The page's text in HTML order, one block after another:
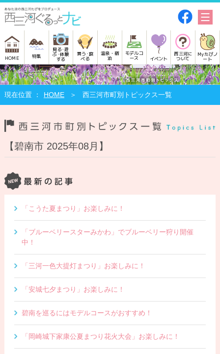
HOME 特集
見る･遊
ぶ･体験
する
買う･食
べる
温泉・宿
泊
モデルコ
ース イベント
西三河に
ついて
Myたびノ
ート
HOME 西三河市町別トピックス一覧
【碧南市 2025年08月】
「こうた夏まつり」お楽しみに！
「ブルーベリースターみかわ」でブルーベリー狩り開催
中！
「三河一色大提灯まつり」お楽しみに！
「安城七夕まつり」お楽しみに！
碧南を巡るにはモデルコースがおすすめ！
「岡崎城下家康公夏まつり花火大会」お楽しみに！